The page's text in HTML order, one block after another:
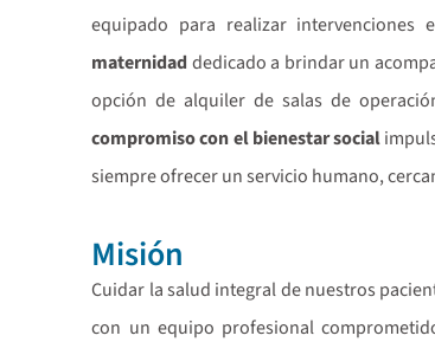
equipado para realizar intervenciones
maternidad dedicado a brindar un
opción de alquiler de salas de
compromiso con el bienestar social
siempre ofrecer un servicio humano,
Misión
Cuidar la salud integral de nuestros
con un equipo profesional